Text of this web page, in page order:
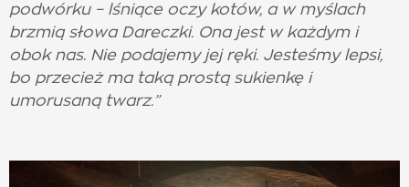
podwórku – lśniące oczy kotów, a w myślach
brzmią słowa Dareczki. Ona jest w każdym i
obok nas. Nie podajemy jej ręki. Jesteśmy lepsi,
bo przecież ma taką prostą sukienkę i
umorusaną twarz.”